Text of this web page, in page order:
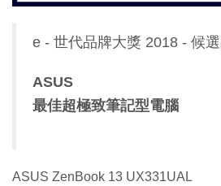
e - 世代品牌大獎 2018 - 候
ASUS
最佳超極致筆記型電腦
ASUS ZenBook 13 UX331UAL